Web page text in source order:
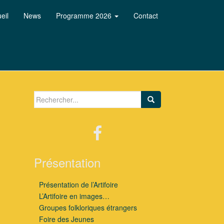
News Programme 2026 Contact
Search for:
Présentation
Présentation de l’Artifoire
L’Artifoire en images…
Groupes folkloriques étrangers
Foire des Jeunes